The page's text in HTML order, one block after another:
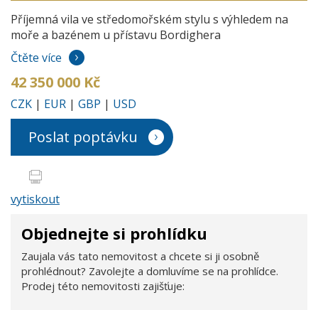
Příjemná vila ve středomořském stylu s výhledem na
moře a bazénem u přístavu Bordighera
Čtěte více
42 350 000 Kč
CZK | EUR | GBP | USD
Poslat poptávku
vytiskout
Objednejte si prohlídku
Zaujala vás tato nemovitost a chcete si ji osobně
prohlédnout? Zavolejte a domluvíme se na prohlídce.
Prodej této nemovitosti zajišťuje: